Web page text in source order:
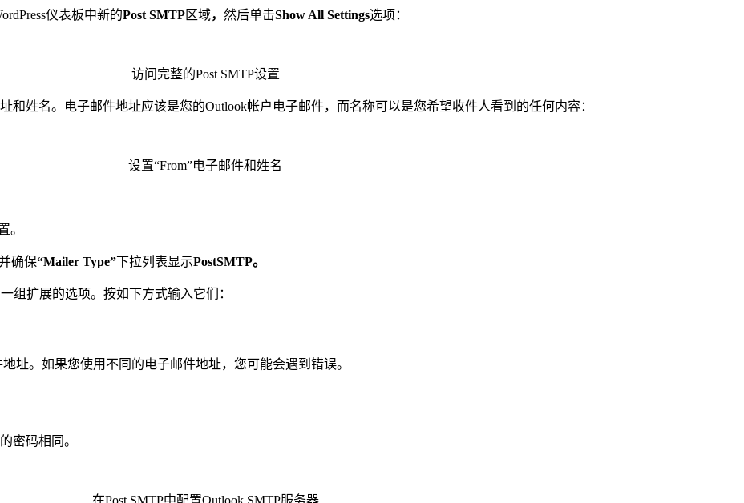
仪表板中新的Post SMTP区域， 然后单击Show All Settings选项：
访问完整的Post SMTP设置
和姓名。电子邮件地址应该是您的Outlook帐户电子邮件，而名称可以是您希望收件人看到的任何内容：
设置“From”电子邮件和姓名
。
确保“Mailer Type”下拉列表显示PostSMTP。
组扩展的选项。按如下方式输入它们：
址。如果您使用不同的电子邮件地址，您可能会遇到错误。
密码相同。
在Post SMTP中配置Outlook SMTP服务器